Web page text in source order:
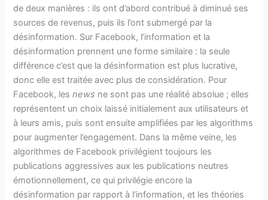
de deux manières : ils ont d’abord contribué à diminué ses
sources de revenus, puis ils l’ont submergé par la
désinformation. Sur Facebook, l’information et la
désinformation prennent une forme similaire : la seule
différence c’est que la désinformation est plus lucrative,
donc elle est traitée avec plus de considération. Pour
Facebook, lesnews ne sont pas une réalité absolue ; elles
représentent un choix laissé initialement aux utilisateurs et
à leurs amis, puis sont ensuite amplifiées par les algorithms
pour augmenter l’engagement. Dans la même veine, les
algorithmes de Facebook privilégient toujours les
publications aggressives aux les publications neutres
émotionnellement, ce qui privilégie encore la
désinformation par rapport à l’information, et les théories